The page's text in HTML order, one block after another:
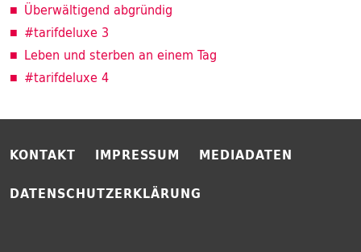
Überwältigend abgründig
#tarifdeluxe 3
Leben und sterben an einem Tag
#tarifdeluxe 4
KONTAKT IMPRESSUM
MEDIADATEN
DATENSCHUTZERKLÄRUNG